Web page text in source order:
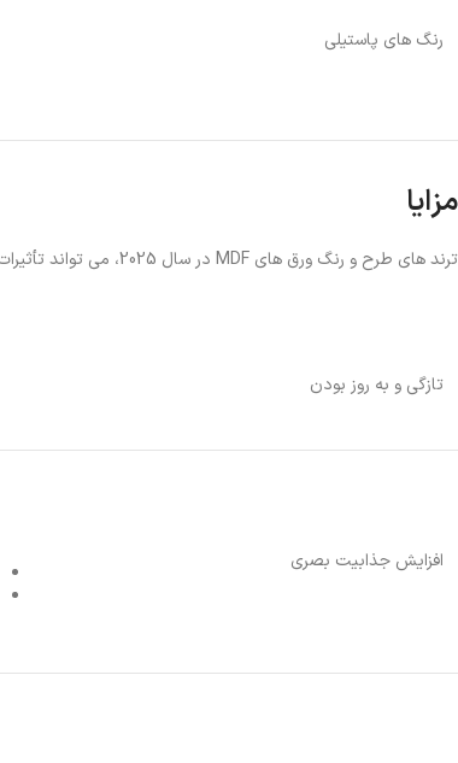
رنگ های پاستیلی
مزایا
ترند های طرح و رنگ ورق های MDF در سال 2025، می تواند تأثیرات مثبت و قابل توجهی را بر روی دکوراسیون داخلی آشپزخانه و فضای کلی خانه شما داشته باشد.
تازگی و به روز بودن
افزایش جذابیت بصری